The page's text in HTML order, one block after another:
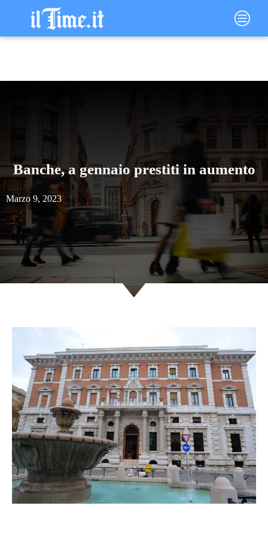
contenuto
Main
Menu
Banche, a gennaio prestiti in aumento
Marzo 9, 2023